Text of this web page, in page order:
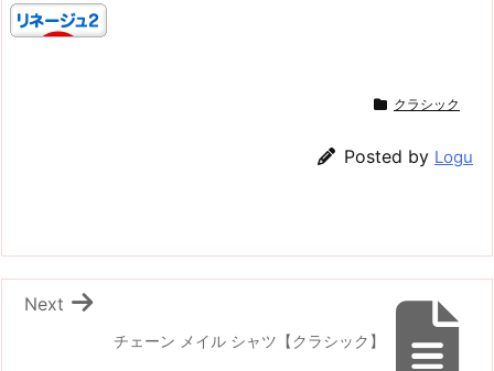
クラシック
Posted by Logu
チェーン メイル シャツ【クラシック】
Next